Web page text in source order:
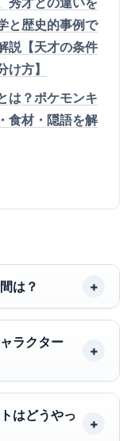
と歴史的事例で
説【天才の条件
け方】
は？ポケモンキ
食材・隠語を解
は？
ラクター
はどうやっ